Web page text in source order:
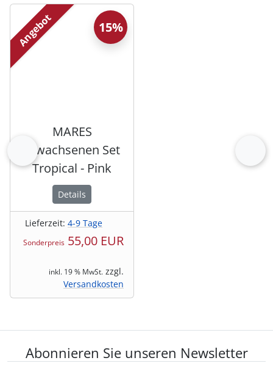
Es folgt ein Produktslider - navigieren Sie mit der Tab-
zurück
Angebot
MARES
Erwachsenen Set
Tropical - Pink
Details
Lieferzeit: 4-9 Tage
Sonderpreis 55,00 EUR
15%
inkl. 19 % MwSt. zzgl.
Versandkosten
vor
Abonnieren Sie unseren Newsletter